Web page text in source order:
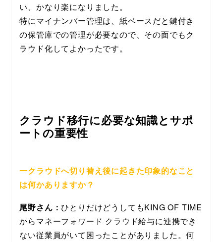
い、かなり楽になりました。
特にマイナンバー管理は、紙ベースだと鍵付き
の保管庫での管理が必要なので、その面でもク
ラウド化してよかったです。
クラウド移行に必要な知識とサポ
ートの重要性
一クラウドへ切り替え後に起きた印象的なこと
は何かありますか？
尾野さん：ひとりだけどうしてもKING OF TIME
からマネーフォワード クラウド給与に連携でき
ない従業員がいて困ったことがありました。何